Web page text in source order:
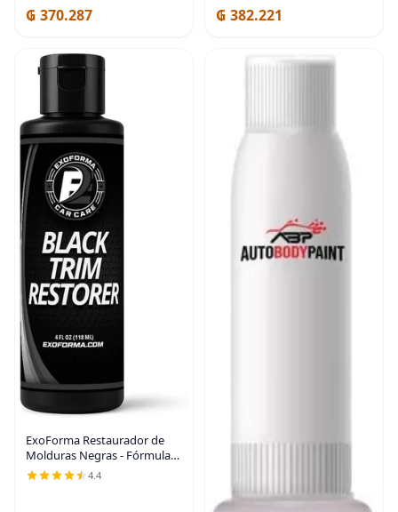
₲ 370.287
lata de aerosol de 11 onzas
₲ 382.221
ExoForma Restaurador de
Molduras Negras - Fórmula
Única con Infusión de Tinte
que Dura Más de 6 Meses -
4.4